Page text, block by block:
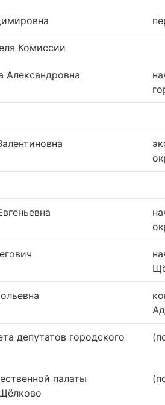
Комиссии
Александровна
депутатов городского
палаты